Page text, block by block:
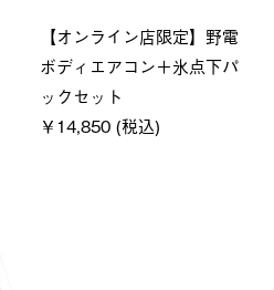
【オンライン店限定】野電
ボディエアコン＋氷点下パ
ックセット
￥14,850 (税込)